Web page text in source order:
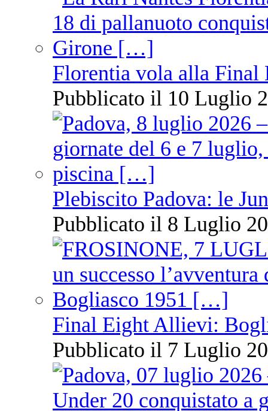
Florentia vola alla Final
Pubblicato il 10 Luglio
Plebiscito Padova: le
Pubblicato il 8 Luglio
Final Eight Allievi:
Pubblicato il 7 Luglio